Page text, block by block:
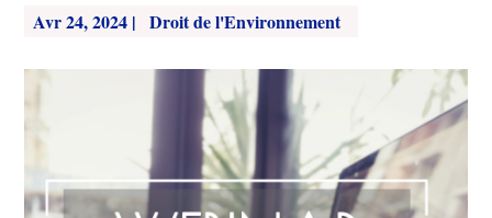
Avr 24, 2024 | Droit de l'Environnement